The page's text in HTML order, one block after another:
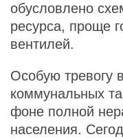
обусловлено
ресурса, проще
вентилей.
Особую тревогу
коммунальных
фоне полной
населения.